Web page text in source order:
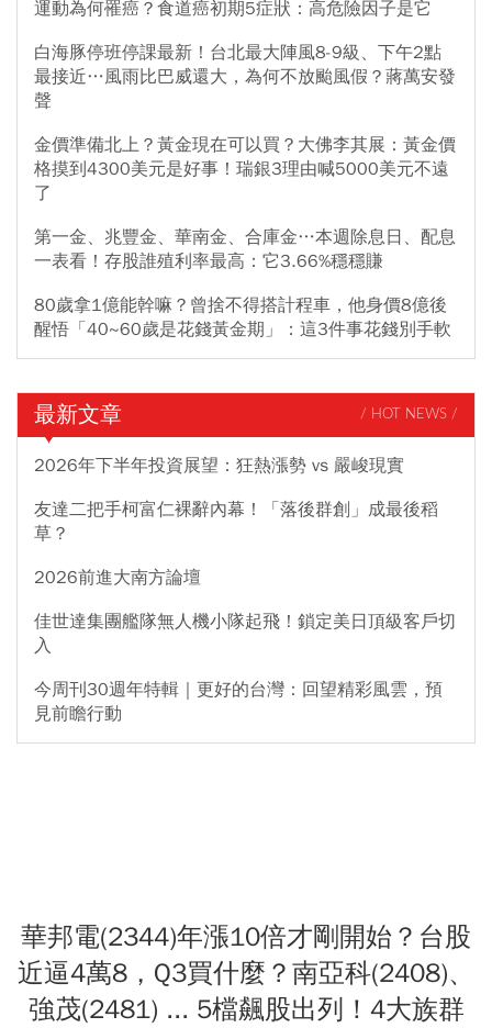
運動為何罹癌？食道癌初期5症狀：高危險因子是它
白海豚停班停課最新！台北最大陣風8-9級、下午2點
最接近…風雨比巴威還大，為何不放颱風假？蔣萬安發
聲
金價準備北上？黃金現在可以買？大佛李其展：黃金價
格摸到4300美元是好事！瑞銀3理由喊5000美元不遠
了
第一金、兆豐金、華南金、合庫金…本週除息日、配息
一表看！存股誰殖利率最高：它3.66%穩穩賺
80歲拿1億能幹嘛？曾捨不得搭計程車，他身價8億後
醒悟「40~60歲是花錢黃金期」：這3件事花錢別手軟
最新文章 / HOT NEWS /
2026年下半年投資展望：狂熱漲勢 vs 嚴峻現實
友達二把手柯富仁裸辭內幕！「落後群創」成最後稻
草？
2026前進大南方論壇
佳世達集團艦隊無人機小隊起飛！鎖定美日頂級客戶切
入
今周刊30週年特輯｜更好的台灣：回望精彩風雲，預
見前瞻行動
華邦電(2344)年漲10倍才剛開始？台股
近逼4萬8，Q3買什麼？南亞科(2408)、
強茂(2481) ... 5檔飆股出列！4大族群